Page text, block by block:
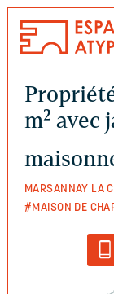
m² avec
MARSANNAY LA
#MAISON DE